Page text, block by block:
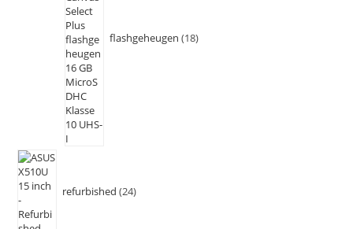
flashgeheugen 18
refurbished 24